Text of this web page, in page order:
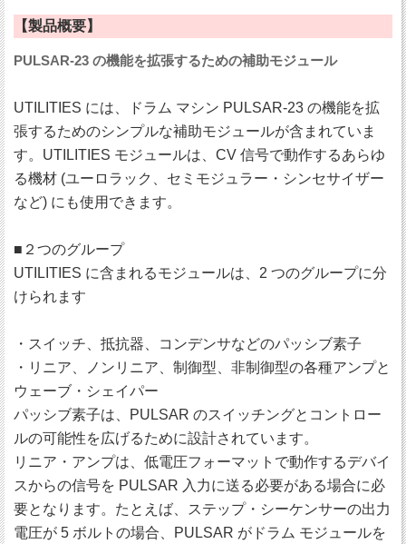
【製品概要】
PULSAR-23 の機能を拡張するための補助モジュール
UTILITIES には、ドラム マシン PULSAR-23 の機能を拡
張するためのシンプルな補助モジュールが含まれていま
す。UTILITIES モジュールは、CV 信号で動作するあらゆ
る機材 (ユーロラック、セミモジュラー・シンセサイザー
など) にも使用できます。
■２つのグループ
UTILITIES に含まれるモジュールは、2 つのグループに分
けられます
・スイッチ、抵抗器、コンデンサなどのパッシブ素子
・リニア、ノンリニア、制御型、非制御型の各種アンプと
ウェーブ・シェイパー
パッシブ素子は、PULSAR のスイッチングとコントロー
ルの可能性を広げるために設計されています。
リニア・アンプは、低電圧フォーマットで動作するデバイ
スからの信号を PULSAR 入力に送る必要がある場合に必
要となります。たとえば、ステップ・シーケンサーの出力
電圧が 5 ボルトの場合、PULSAR がドラム モジュールを